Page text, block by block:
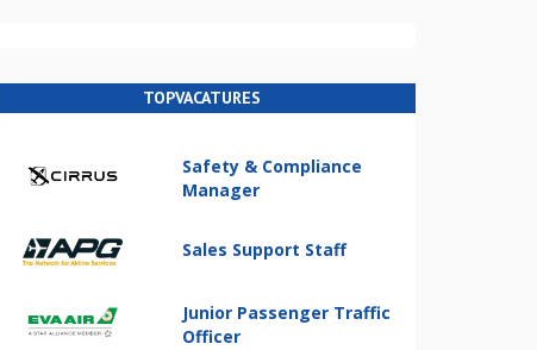
TOPVACATURES
Safety & Compliance
Manager
Sales Support Staff
Junior Passenger Traffic
Officer